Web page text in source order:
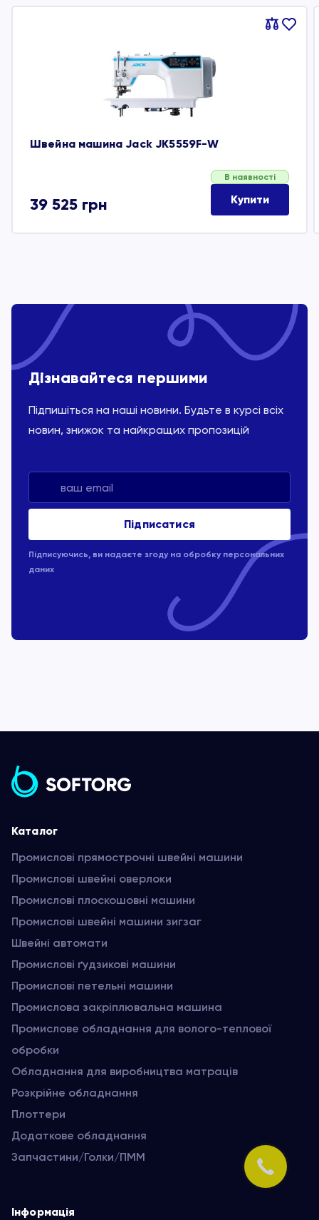
Порівняти
В
Швейна машина Jack JK5559F-W
39 525 грн
В наявності
Купити
Дізнавайтеся першими
Підпишіться на наші новини. Будьте в курсі всіх
новин, знижок та найкращих пропозицій
Підписуючись, ви надаєте згоду на обробку персональних
даних
Каталог
Промислові прямострочні швейні машини
Промислові швейні оверлоки
Промислові плоскошовні машини
Промислові швейні машини зигзаг
Швейні автомати
Промислові ґудзикові машини
Промислові петельні машини
Промислова закріплювальна машина
Промислове обладнання для волого-теплової
обробки
Обладнання для виробництва матраців
Розкрійне обладнання
Плоттери
Додаткове обладнання
Запчастини/Голки/ПММ
Інформація